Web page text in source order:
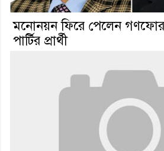
মনোনয়ন ফিরে পেলেন
পার্টির প্রার্থী